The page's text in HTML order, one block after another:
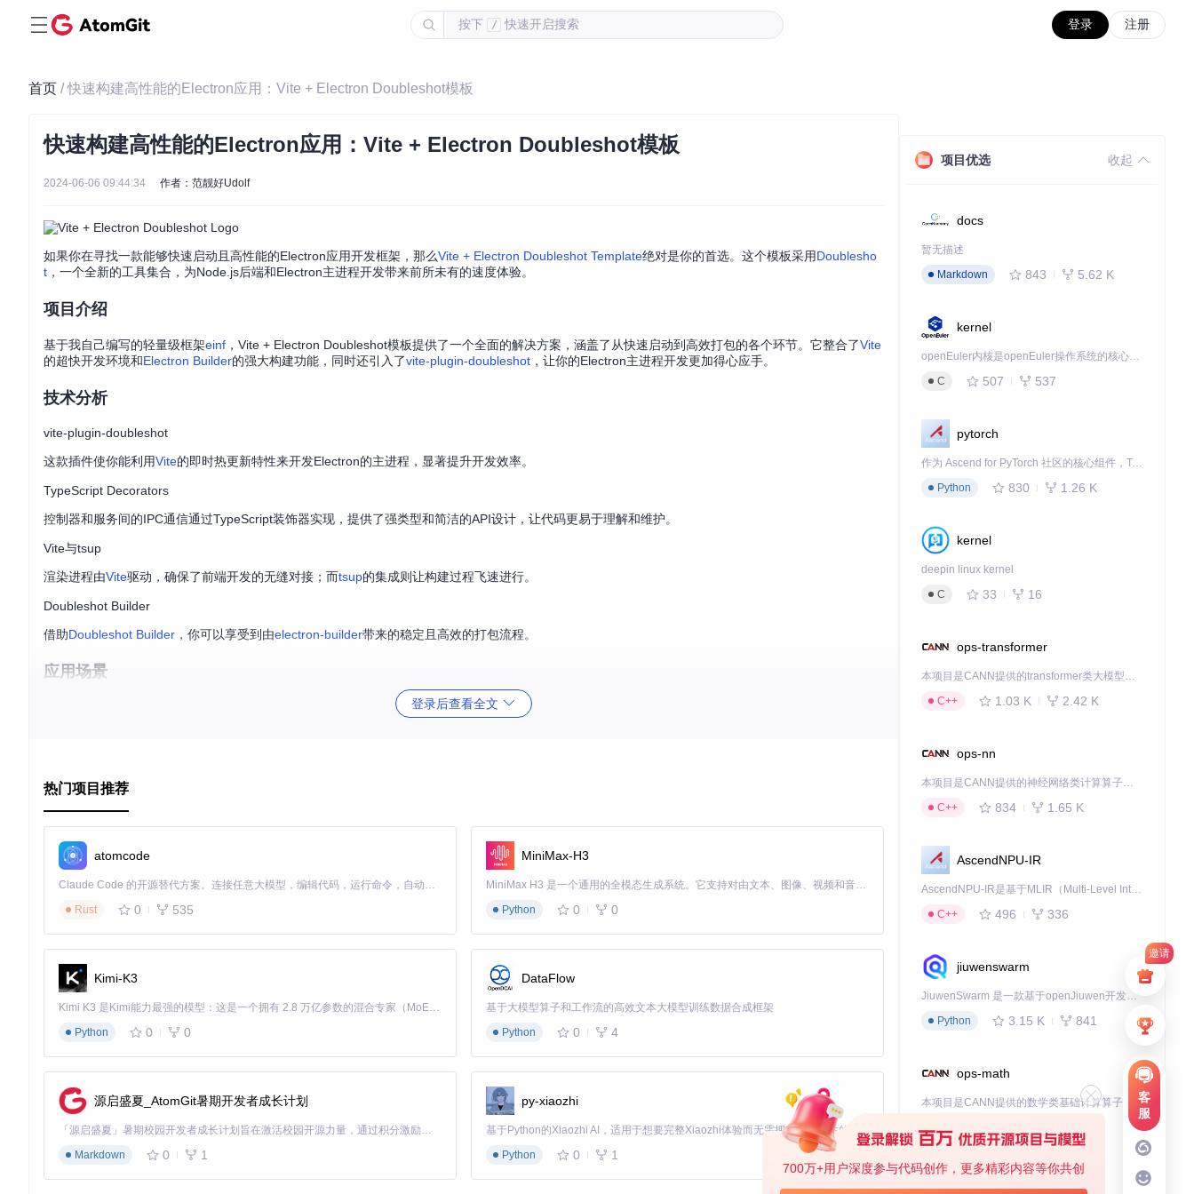
按下 / 快速开启搜索 登录 注册
邀请
客
服
700万+用户深度参与代码创作，更多精彩内容等你共创
首页 / 快速构建高性能的Electron应用：Vite + Electron Doubleshot模板
快速构建高性能的Electron应用：Vite + Electron Doubleshot模板
2024-06-06 09:44:34 作者：范靓好Udolf
如果你在寻找一款能够快速启动且高性能的Electron应用开发框架，那么Vite + Electron Doubleshot Template绝对是你的首选。这个模板采用Doublesho
t ，一个全新的工具集合，为Node.js后端和Electron主进程开发带来前所未有的速度体验。
项目介绍
基于我自己编写的轻量级框架einf ，Vite + Electron Doubleshot模板提供了一个全面的解决方案，涵盖了从快速启动到高效打包的各个环节。它整合了Vite
的超快开发环境和Electron Builder的强大构建功能，同时还引入了vite-plugin-doubleshot ，让你的Electron主进程开发更加得心应手。
技术分析
vite-plugin-doubleshot
这款插件使你能利用Vite的即时热更新特性来开发Electron的主进程，显著提升开发效率。
TypeScript Decorators
控制器和服务间的IPC通信通过TypeScript装饰器实现，提供了强类型和简洁的API设计，让代码更易于理解和维护。
Vite与tsup
渲染进程由Vite驱动，确保了前端开发的无缝对接；而tsup的集成则让构建过程飞速进行。
Doubleshot Builder
借助Doubleshot Builder ，你可以享受到由electron-builder带来的稳定且高效的打包流程。
应用场景
构建桌面应用，如跨平台的文档编辑器、音乐播放器或画板软件。
项目特点
无缝集成- 可以轻松与其他技术栈（如Vue.js，React，Svelte.js）结合，提供对应的模板。
便捷的开箱即用
如果你想要尝试一个既高效又能带来愉快开发体验的Electron应用模板，不妨试试 Vite + Electron Doubleshot Template
钮，即可开启你的高速Electron开发之旅！阅读作者的博客文章，了解更多关于如何利用这个模板的详细信息：
极速 DX Vite + Electron + esbuild
用装饰器给 Electron 提供一个基础 API 框架
登录后查看全文
热门项目推荐
atomcode
Claude Code 的开源替代方案。连接任意大模型，编辑代码，运行命令，自动验证 — 全自动执行。用 Rust 构建，极致性能。 ｜ An open-source alternative to Claude Code. Connect any LLM, edit code, run commands, and verify changes — autonomously. Built in Rust for speed. Get Started
Rust
0 535
MiniMax-H3
MiniMax H3 是一个通用的全模态生成系统。它支持对由文本、图像、视频和音频组成的多模态上下文进行统一理解，并能生成分辨率高达 2K、时长可达 15 秒的带原生立体声音频的视频。得益于面向任务泛化的系统设计，H3 在预训练阶段就已具备广泛的多模态上下文理解与生成能力，能够出色地执行复杂的多模态指令。
Python
0 0
Kimi-K3
Kimi K3 是Kimi能力最强的模型：这是一个拥有 2.8 万亿参数的混合专家（MoE）模型，具备原生视觉理解能力，并支持 100 万 token 的上下文窗口。
Python
0 0
DataFlow
基于大模型算子和工作流的高效文本大模型训练数据合成框架
Python
0 4
源启盛夏_AtomGit暑期开发者成长计划
「源启盛夏」暑期校园开发者成长计划旨在激活校园开源力量，通过积分激励、认证扶持、资源倾斜等形式，引导高校组织和开发者完成「入驻 — 建项目 — 做贡献 — 获认证 — 得资源」的完整闭环。无论你是想带领社团入驻平台的组织者，还是希望用代码贡献证明自己的开发者，都能在这里找到属于你的成长路径。
Markdown
0 1
py-xiaozhi
基于Python的Xiaozhi AI，适用于想要完整Xiaozhi体验而无需拥有专用硬件的用户。
Python
0 1
项目优选 收起
docs
暂无描述
Markdown
843 5.62 K
kernel
openEuler内核是openEuler操作系统的核心，既是系统性能与稳定性的基石，也是连接处理器、设备与服务的桥梁。
C
507 537
pytorch
作为 Ascend for PyTorch 社区的核心组件，TorchNPU 是昇腾专为 PyTorch 打造的深度学习适配插件，使 PyTorch 框架能够直接调用昇腾 NPU，为开发者提供昇腾 AI 处理器的超强算力。
Python
830 1.26 K
kernel
deepin linux kernel
C
33 16
ops-transformer
本项目是CANN提供的transformer类大模型算子库，实现网络在NPU上加速计算。
C++
1.03 K 2.42 K
ops-nn
本项目是CANN提供的神经网络类计算算子库，实现网络在NPU上加速计算。
C++
834 1.65 K
AscendNPU-IR
AscendNPU-IR是基于MLIR（Multi-Level Intermediate Representation）构建的，面向昇腾亲和算子编译时使用的中间表示，提供昇腾完备表达能力，通过编译优化提升昇腾AI处理器计算效率，支持通过生态框架使能昇腾AI处理器与深度调优
C++
496 336
jiuwenswarm
JiuwenSwarm 是一款基于openJiuwen开发的智能AI Agent，它能够将大语言模型的强大能力，通过你日常使用的各类通讯应用，直接延伸至你的指尖。
Python
3.15 K 841
ops-math
C++
deveco-code